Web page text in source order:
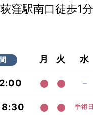
荻窪駅南口徒歩1分